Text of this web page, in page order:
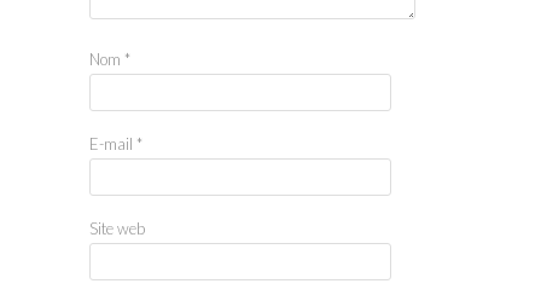
Nom *
E-mail *
Site web